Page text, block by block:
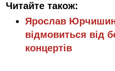
Читайте також:
Ярослав
відмовиться від
концертів